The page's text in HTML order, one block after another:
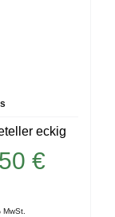
eckig
€